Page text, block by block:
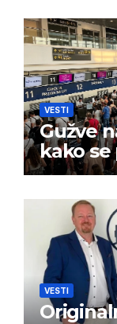
VESTI
Gužve
kako
VESTI